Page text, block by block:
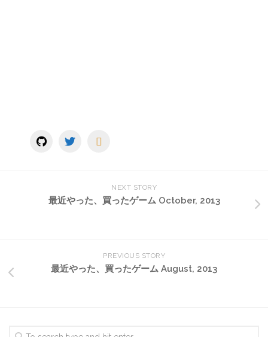
NEXT STORY
最近やった、買ったゲーム October, 2013
PREVIOUS STORY
最近やった、買ったゲーム August, 2013